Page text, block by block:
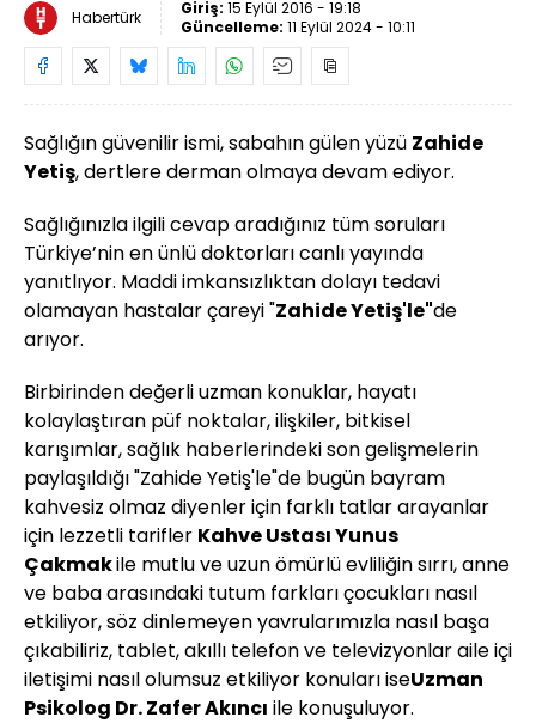
Habertürk Giriş: 15 Eylül 2016 - 19:18
Güncelleme: 11 Eylül 2024 - 10:11
Sağlığın güvenilir ismi, sabahın gülen yüzü Zahide
Yetiş, dertlere derman olmaya devam ediyor.
Sağlığınızla ilgili cevap aradığınız tüm soruları
Türkiye’nin en ünlü doktorları canlı yayında
yanıtlıyor. Maddi imkansızlıktan dolayı tedavi
olamayan hastalar çareyi "Zahide Yetiş'le"de
arıyor.
Birbirinden değerli uzman konuklar, hayatı
kolaylaştıran püf noktalar, ilişkiler, bitkisel
karışımlar, sağlık haberlerindeki son gelişmelerin
paylaşıldığı "Zahide Yetiş'le"de bugün bayram
kahvesiz olmaz diyenler için farklı tatlar arayanlar
için lezzetli tarifler Kahve Ustası Yunus
Çakmakile mutlu ve uzun ömürlü evliliğin sırrı, anne
ve baba arasındaki tutum farkları çocukları nasıl
etkiliyor, söz dinlemeyen yavrularımızla nasıl başa
çıkabiliriz, tablet, akıllı telefon ve televizyonlar aile içi
iletişimi nasıl olumsuz etkiliyor konuları iseUzman
Psikolog Dr. Zafer Akıncı ile konuşuluyor.